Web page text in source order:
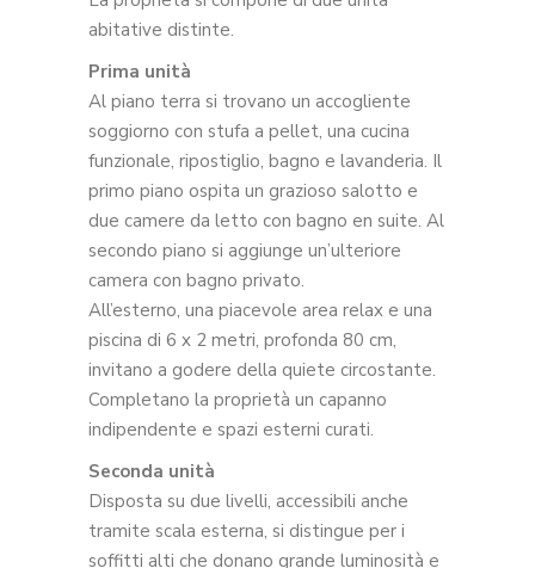
abitative distinte.
Prima unità
Al piano terra si trovano un accogliente
soggiorno con stufa a pellet, una cucina
funzionale, ripostiglio, bagno e lavanderia. Il
primo piano ospita un grazioso salotto e
due camere da letto con bagno en suite. Al
secondo piano si aggiunge un’ulteriore
camera con bagno privato.
All’esterno, una piacevole area relax e una
piscina di 6 x 2 metri, profonda 80 cm,
invitano a godere della quiete circostante.
Completano la proprietà un capanno
indipendente e spazi esterni curati.
Seconda unità
Disposta su due livelli, accessibili anche
tramite scala esterna, si distingue per i
soffitti alti che donano grande luminosità e